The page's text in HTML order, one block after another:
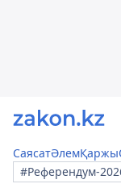
СаясатӘлемҚаржы
#Референдум-